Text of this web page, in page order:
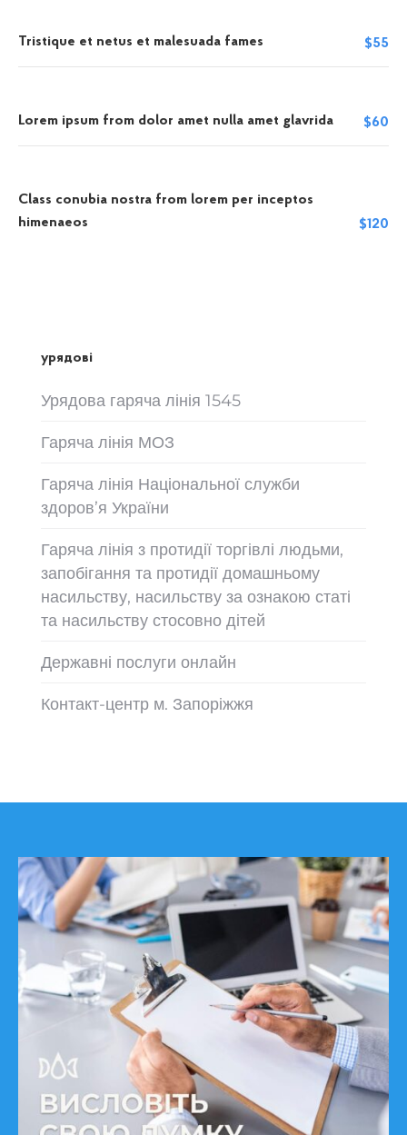
Tristique et netus et malesuada fames $55
Lorem ipsum from dolor amet nulla amet glavrida $60
Class conubia nostra from lorem per inceptos
himenaeos
$120
урядові
Урядова гаряча лінія 1545
Гаряча лінія МОЗ
Гаряча лінія Національної служби
здоров’я України
Гаряча лінія з протидії торгівлі людьми,
запобігання та протидії домашньому
насильству, насильству за ознакою статі
та насильству стосовно дітей
Державні послуги онлайн
Контакт-центр м. Запоріжжя